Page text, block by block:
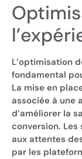
L’optimisation
fondamental
La mise en
associée à une
d’améliorer la
conversion.
aux attentes
par les